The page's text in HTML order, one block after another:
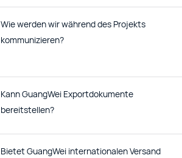
Wie werden wir während des Projekts
kommunizieren?
Kann GuangWei Exportdokumente
bereitstellen?
Bietet GuangWei internationalen Versand